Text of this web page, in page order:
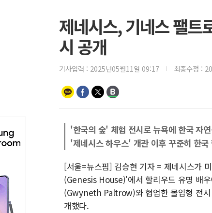
제네시스, 기네스 팰트
시 공개
기사입력 : 2025년05월11일 09:17 최종수정 :
'한국의 숲' 체험 전시로 뉴욕에 한국 자연
'제네시스 하우스' 개관 이후 꾸준히 한국
[서울=뉴스핌] 김승현 기자 = 제네시스가
(Genesis House)'에서 할리우드 유명 배
(Gwyneth Paltrow)와 협업한 몰입형 전
개했다.